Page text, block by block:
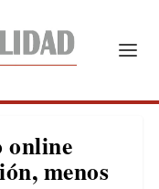
online
menos